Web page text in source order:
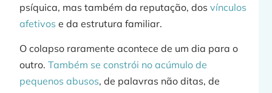
psíquica, mas também da reputação, dos vínculos
afetivose da estrutura familiar.
O colapso raramente acontece de um dia para o
outro.Também se constrói no acúmulo de
pequenos abusos, de palavras não ditas, de